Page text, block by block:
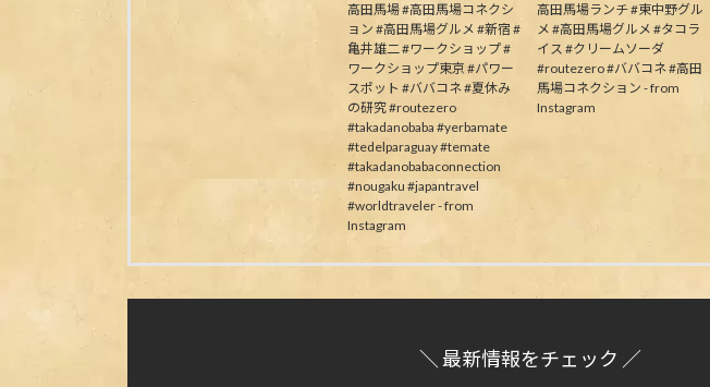
高田馬場 #高田馬場コネクシ
ョン #高田馬場グルメ #新宿 #
亀井雄二 #ワークショップ #
ワークショップ東京 #パワー
スポット #ババコネ #夏休み
の研究 #routezero
#takadanobaba #yerbamate
#tedelparaguay #temate
#takadanobabaconnection
#nougaku #japantravel
#worldtraveler - from
Instagram
高田馬場ランチ #東中野グル
メ #高田馬場グルメ #タコラ
イス #クリームソーダ
#routezero #ババコネ #高田
馬場コネクション - from
Instagram
＼ 最新情報をチェック ／